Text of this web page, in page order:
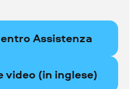
Assistenza
video (in inglese)